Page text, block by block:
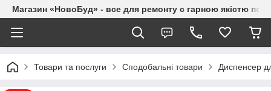
Магазин «НовоБуд» - все для ремонту с гарною якістю по
Товари та послуги Сподобальні товари Диспенсер